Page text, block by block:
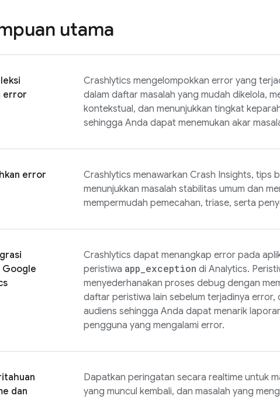
utama
error
Crashlytics mengelompokkan error yang
dalam daftar masalah yang mudah dikelola,
kontekstual, dan menunjukkan tingkat
sehingga Anda dapat menemukan akar
error
Crashlytics menawarkan Crash Insights, tips
menunjukkan masalah stabilitas umum dan
mempermudah pemecahan, triase, serta
Google
Crashlytics dapat menangkap error pada
peristiwa app exception di Analytics.
menyederhanakan proses debug dengan
daftar peristiwa lain sebelum terjadinya error,
audiens sehingga Anda dapat menarik
pengguna yang mengalami error.
dan
Dapatkan peringatan secara realtime untuk
yang muncul kembali, dan masalah yang